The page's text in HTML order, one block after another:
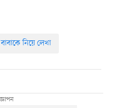
বাবাকে নিয়ে লেখা